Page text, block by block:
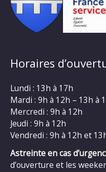
Horaires
Lundi : 13h à 17h
Mardi : 9h à 12h – 13h à
Mercredi : 9h à 12h
Jeudi : 9h à 12h
Vendredi : 9h à 12h et
Astreinte en cas
d’ouverture et les